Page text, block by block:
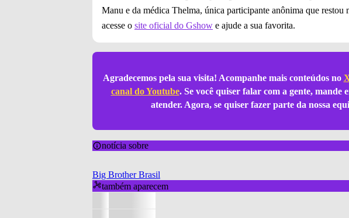
Manu e da médica Thelma, única participante anônima que restou
acesse o site oficial do Gshow e ajude a sua favorita.
Agradecemos pela sua visita! Acompanhe mais conteúdos no
canal do Youtube. Se você quiser falar com a gente, mande
atender. Agora, se quiser fazer parte da nossa
notícia sobre
Big Brother Brasil
também aparecem